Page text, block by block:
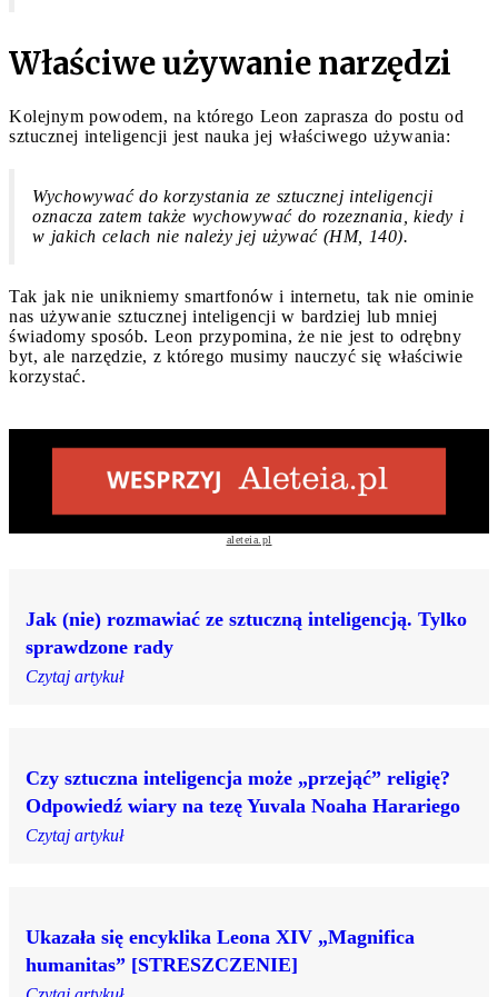
Właściwe używanie narzędzi
Kolejnym powodem, na którego Leon zaprasza do postu od
sztucznej inteligencji jest nauka jej właściwego używania:
Wychowywać do korzystania ze sztucznej inteligencji
oznacza zatem także wychowywać do rozeznania, kiedy i
w jakich celach nie należy jej używać (HM, 140).
Tak jak nie unikniemy smartfonów i internetu, tak nie ominie
nas używanie sztucznej inteligencji w bardziej lub mniej
świadomy sposób. Leon przypomina, że nie jest to odrębny
byt, ale narzędzie, z którego musimy nauczyć się właściwie
korzystać.
aleteia.pl
Jak (nie) rozmawiać ze sztuczną inteligencją. Tylko
sprawdzone rady
Czytaj artykuł
Czy sztuczna inteligencja może „przejąć” religię?
Odpowiedź wiary na tezę Yuvala Noaha Harariego
Czytaj artykuł
Ukazała się encyklika Leona XIV „Magnifica
humanitas” [STRESZCZENIE]